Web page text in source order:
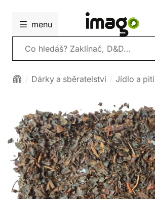
menu
Vyhledávání
Dárky a sběratelství Jídlo a pití